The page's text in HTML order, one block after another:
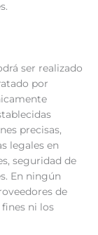
ser realizado
por
precisas,
legales en
seguridad de
En ningún
de
ni los